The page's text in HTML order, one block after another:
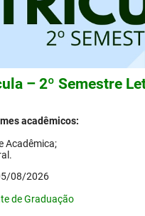
– 2º Semestre
acadêmicos:
Acadêmica;
08/2026
de Graduação